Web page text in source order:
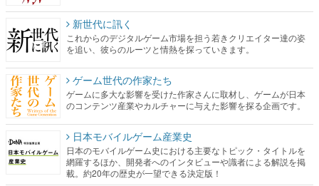
新世代に訊く
これからのデジタルゲーム市場を担う若きクリエイター達の姿
を追い、彼らのルーツと情熱を探っていきます。
ゲーム世代の作家たち
ゲームに多大な影響を受けた作家さんに取材し、ゲームが日本
のコンテンツ産業やカルチャーに与えた影響を探る企画です。
日本モバイルゲーム産業史
日本のモバイルゲーム史における主要なトピック・タイトルを
網羅するほか、開発者へのインタビューや識者による解説を掲
載。約20年の歴史が一望できる決定版！